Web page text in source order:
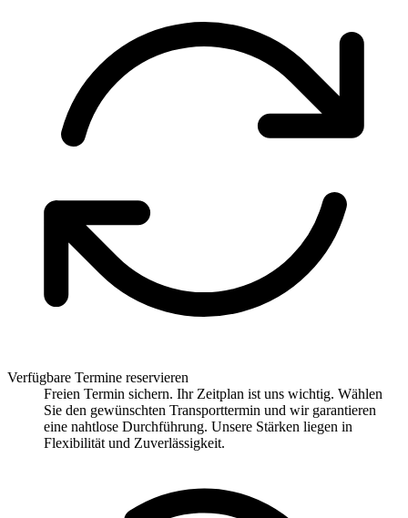
Verfügbare Termine reservieren
Freien Termin sichern. Ihr Zeitplan ist uns wichtig. Wählen
Sie den gewünschten Transporttermin und wir garantieren
eine nahtlose Durchführung. Unsere Stärken liegen in
Flexibilität und Zuverlässigkeit.